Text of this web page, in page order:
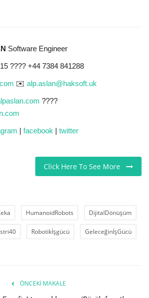
Software Engineer
???? +44 7384 841288
✉️ alp.aslan@haksoft.uk
????
| facebook | twitter
Click Here To See More
HumanoidRobots DijitalDönüşüm
Robotikİşgücü GeleceğinİşGücü
ÖNCEKI MAKALE